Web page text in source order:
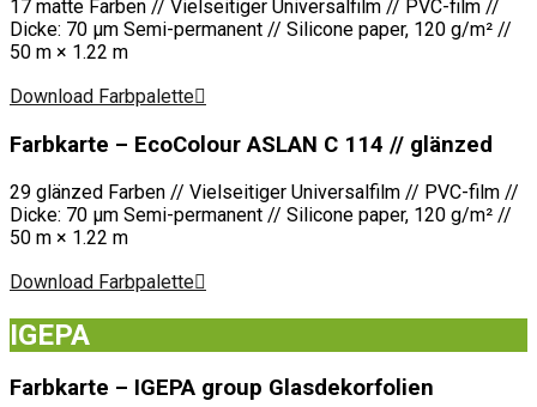
17 matte Farben // Vielseitiger Universalfilm // PVC-film //
Dicke: 70 μm Semi-permanent // Silicone paper, 120 g/m² //
50 m × 1.22 m
Download Farbpalette
Farbkarte – EcoColour ASLAN C 114 // glänzed
29 glänzed Farben // Vielseitiger Universalfilm // PVC-film //
Dicke: 70 μm Semi-permanent // Silicone paper, 120 g/m² //
50 m × 1.22 m
Download Farbpalette
IGEPA
Farbkarte – IGEPA group Glasdekorfolien